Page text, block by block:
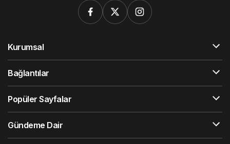
Kurumsal
Bağlantılar
Popüler Sayfalar
Gündeme Dair